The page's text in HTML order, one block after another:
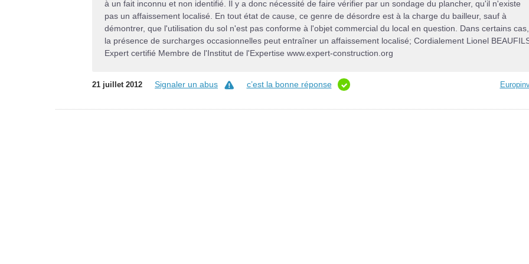
à un fait inconnu et non identifié. Il y a donc nécessité de faire vérifier par un sondage du plancher, qu'il n'existe
pas un affaissement localisé. En tout état de cause, ce genre de désordre est à la charge du bailleur, sauf à
démontrer, que l'utilisation du sol n'est pas conforme à l'objet commercial du local en question. Dans certains cas,
la présence de surcharges occasionnelles peut entraîner un affaissement localisé; Cordialement Lionel
Expert certifié Membre de l'Institut de l'Expertise www.expert-construction.org
21 juillet 2012 Signaler un abus c’est la bonne réponse